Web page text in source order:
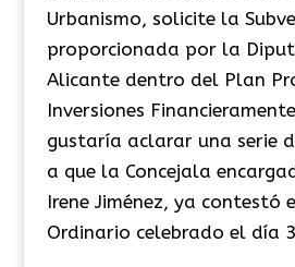
Urbanismo, solicite la
proporcionada por la
Alicante dentro del Plan
Inversiones
gustaría aclarar una serie
a que la Concejala
Irene Jiménez, ya contestó
Ordinario celebrado el día